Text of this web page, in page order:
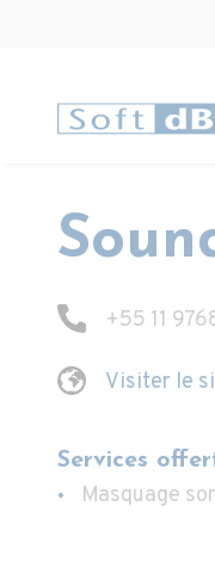
+55 11
Visiter le
Services
Masquage